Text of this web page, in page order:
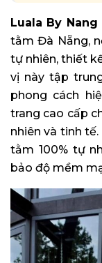
Luala By Nang
tằm Đà Nẵng,
tự nhiên, thiết
vị này tập
phong cách
trang cao cấp
nhiên và tinh
tằm 100% tự
bảo độ mềm